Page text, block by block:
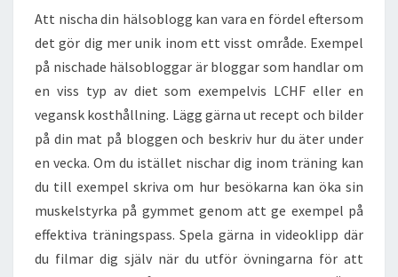
Att nischa din hälsoblogg kan vara en fördel eftersom
det gör dig mer unik inom ett visst område. Exempel
på nischade hälsobloggar är bloggar som handlar om
en viss typ av diet som exempelvis LCHF eller en
vegansk kosthållning. Lägg gärna ut recept och bilder
på din mat på bloggen och beskriv hur du äter under
en vecka. Om du istället nischar dig inom träning kan
du till exempel skriva om hur besökarna kan öka sin
muskelstyrka på gymmet genom att ge exempel på
effektiva träningspass. Spela gärna in videoklipp där
du filmar dig själv när du utför övningarna för att